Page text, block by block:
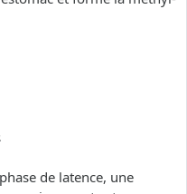
de latence, une